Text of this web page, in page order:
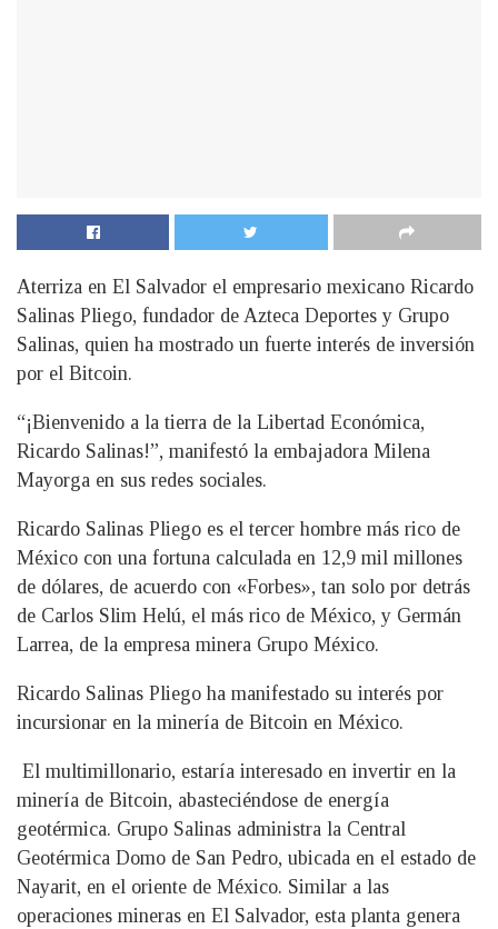
Aterriza en El Salvador el empresario mexicano Ricardo
Salinas Pliego, fundador de Azteca Deportes y Grupo
Salinas, quien ha mostrado un fuerte interés de inversión
por el Bitcoin.
“¡Bienvenido a la tierra de la Libertad Económica,
Ricardo Salinas!”, manifestó la embajadora Milena
Mayorga en sus redes sociales.
Ricardo Salinas Pliego es el tercer hombre más rico de
México con una fortuna calculada en 12,9 mil millones
de dólares, de acuerdo con «Forbes», tan solo por detrás
de Carlos Slim Helú, el más rico de México, y Germán
Larrea, de la empresa minera Grupo México.
Ricardo Salinas Pliego ha manifestado su interés por
incursionar en la minería de Bitcoin en México.
El multimillonario, estaría interesado en invertir en la
minería de Bitcoin, abasteciéndose de energía
geotérmica. Grupo Salinas administra la Central
Geotérmica Domo de San Pedro, ubicada en el estado de
Nayarit, en el oriente de México. Similar a las
operaciones mineras en El Salvador, esta planta genera